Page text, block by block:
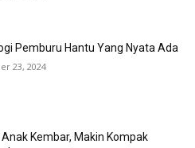
Pemburu Hantu Yang Nyata Ada
23, 2024
Anak Kembar, Makin Kompak